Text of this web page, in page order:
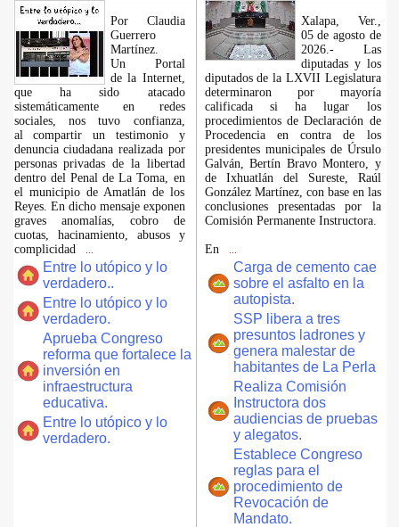
Por Claudia
Guerrero
Martínez.
​Un Portal
de la Internet,
que ha sido atacado
sistemáticamente en redes
sociales, nos tuvo confianza,
al compartir un testimonio y
denuncia ciudadana realizada por
personas privadas de la libertad
dentro del Penal de La Toma, en
el municipio de Amatlán de los
Reyes. En dicho mensaje exponen
graves anomalías, cobro de
cuotas, hacinamiento, abusos y
complicidad
Entre lo utópico y lo
verdadero..
Entre lo utópico y lo
verdadero.
Aprueba Congreso
reforma que fortalece la
inversión en
infraestructura
educativa.
Entre lo utópico y lo
verdadero.
Xalapa, Ver.,
05 de agosto de
2026.- Las
diputadas y los
diputados de la LXVII Legislatura
determinaron por mayoría
calificada si ha lugar los
procedimientos de Declaración de
Procedencia en contra de los
presidentes municipales de Úrsulo
Galván, Bertín Bravo Montero, y
de Ixhuatlán del Sureste, Raúl
González Martínez, con base en las
conclusiones presentadas por la
Comisión Permanente Instructora.
En
Carga de cemento cae
sobre el asfalto en la
autopista.
SSP libera a tres
presuntos ladrones y
genera malestar de
habitantes de La Perla
Realiza Comisión
Instructora dos
audiencias de pruebas
y alegatos.
Establece Congreso
reglas para el
procedimiento de
Revocación de
Mandato.